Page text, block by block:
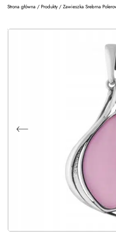
Strona główna / Produkty/ Zawieszka Srebrna